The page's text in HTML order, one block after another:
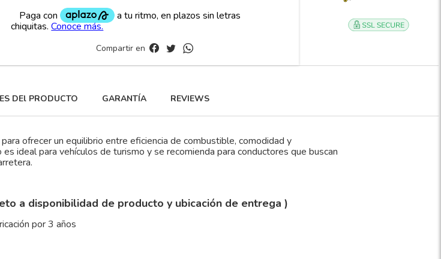
Compartir en
DEl PRODUCTO GARANTÍA REVIEWS
ofrecer un equilibrio entre eficiencia de combustible, comodidad y
ideal para vehículos de turismo y se recomienda para conductores que buscan
a disponibilidad de producto y ubicación de entrega )
por 3 años